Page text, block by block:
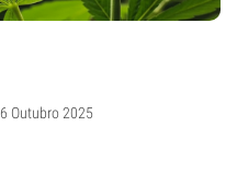
6 Outubro 2025